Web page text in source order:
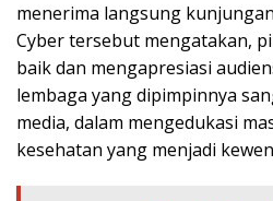
menerima langsung
Cyber tersebut mengatakan,
baik dan mengapresiasi
lembaga yang dipimpinnya
media, dalam mengedukasi
kesehatan yang menjadi